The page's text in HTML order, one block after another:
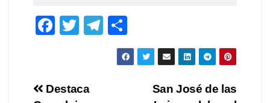
F
e
T
er
T
el h
ar
Post
San José de las
Destaca